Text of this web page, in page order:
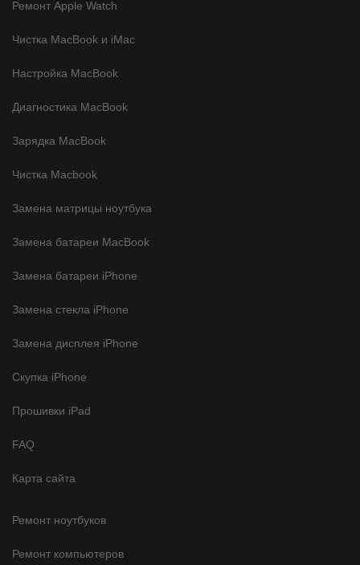
Ремонт Apple Watch
Чистка MacBook и iMac
Настройка MacBook
Диагностика MacBook
Зарядка MacBook
Чистка Macbook
Замена матрицы ноутбука
Замена батареи MacBook
Замена батареи iPhone
Замена стекла iPhone
Замена дисплея iPhone
Скупка iPhone
Прошивки iPad
FAQ
Карта сайта
Ремонт ноутбуков
Ремонт компьютеров